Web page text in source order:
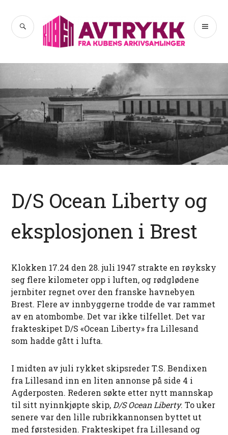
innhold
Avtrykk
SØK
D/S Ocean Liberty og
eksplosjonen i Brest
Klokken 17.24 den 28. juli 1947 strakte en røyksky
seg flere kilometer opp i luften, og rødglødene
jernbiter regnet over den franske havnebyen
Brest. Flere av innbyggerne trodde de var rammet
av en atombombe. Det var ikke tilfellet. Det var
frakteskipet D/S «Ocean Liberty» fra Lillesand
som hadde gått i lufta.
I midten av juli rykket skipsreder T.S. Bendixen
fra Lillesand inn en liten annonse på side 4 i
Agderposten. Rederen søkte etter nytt mannskap
til sitt nyinnkjøpte skip, D/S Ocean Liberty. To uker
senere var den lille rubrikkannonsen byttet ut
med førstesiden. Frakteskipet fra Lillesand og